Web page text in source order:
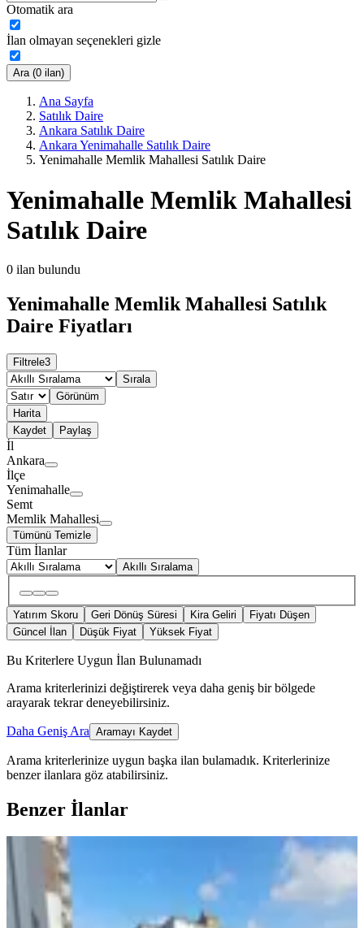
Otomatik ara
İlan olmayan seçenekleri gizle
Ara (0 ilan)
Ana Sayfa
Satılık Daire
Ankara Satılık Daire
Ankara Yenimahalle Satılık Daire
Yenimahalle Memlik Mahallesi Satılık Daire
Yenimahalle Memlik Mahallesi
Satılık Daire
0 ilan bulundu
Yenimahalle Memlik Mahallesi Satılık
Daire Fiyatları
Filtrele3
Sırala
Görünüm
Harita
Kaydet
Paylaş
İl
Ankara
İlçe
Yenimahalle
Semt
Memlik Mahallesi
Tümünü Temizle
Tüm İlanlar
Akıllı Sıralama
Yatırım Skoru Geri Dönüş Süresi Kira Geliri
Fiyatı Düşen
Güncel İlan
Düşük Fiyat Yüksek Fiyat
Bu Kriterlere Uygun İlan Bulunamadı
Arama kriterlerinizi değiştirerek veya daha geniş bir bölgede
arayarak tekrar deneyebilirsiniz.
Daha Geniş Ara Aramayı Kaydet
Arama kriterlerinize uygun başka ilan bulamadık. Kriterlerinize
benzer ilanlara göz atabilirsiniz.
Benzer İlanlar
Demetevler 1.cadde Bağımsız Ara Kat
Ön Cephe Asansörlü Metro1dk
Yenimahalle, Demetlale Mahallesi